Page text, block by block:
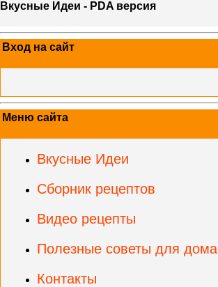
Вкусные Идеи - PDA версия
Вход на сайт
Меню сайта
Вкусные Идеи
Сборник рецептов
Видео рецепты
Полезные советы для дома
Контакты